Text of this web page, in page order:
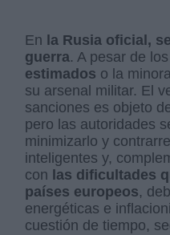
En la Rusia oficial,
guerra. A pesar de los
estimados o la
su arsenal militar. El
sanciones es objeto
pero las autoridades
minimizarlo y
inteligentes y,
con las dificultades
países europeos,
energéticas e
cuestión de tiempo,